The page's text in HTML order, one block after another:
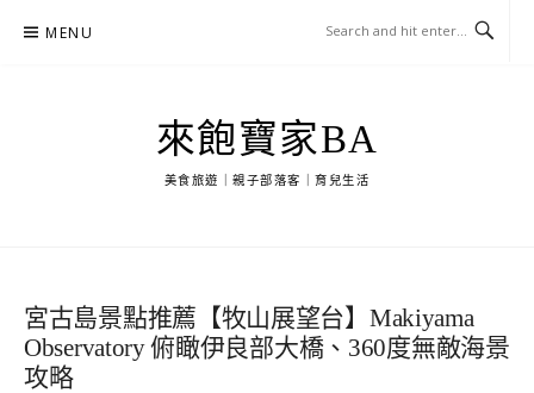
MENU
來飽寶家BA
美食旅遊｜親子部落客｜育兒生活
宮古島景點推薦【牧山展望台】Makiyama
Observatory 俯瞰伊良部大橋、360度無敵海景
攻略